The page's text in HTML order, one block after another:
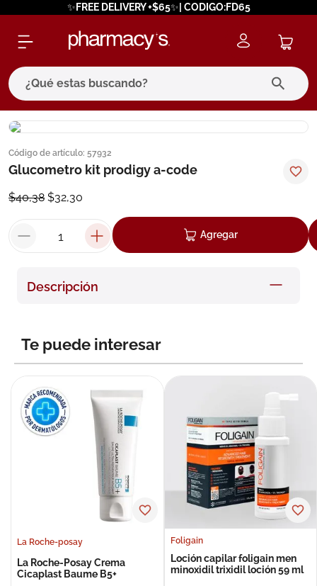
✨FREE DELIVERY +$65✨| CODIGO:FD65
¿Qué estas buscando?
Código de artículo: 57932
Glucometro kit prodigy a-code
$40,38 $32,30
Agregar
Descripción
Te puede interesar
La Roche-posay
La Roche-Posay Crema
Cicaplast Baume B5+
Foligain
Loción capilar foligain men
minoxidil trixidil loción 59 ml
términos más buscados
1. eucerin
3 bioderma
pilexil
5. cerave
6 degraler
10.pañales